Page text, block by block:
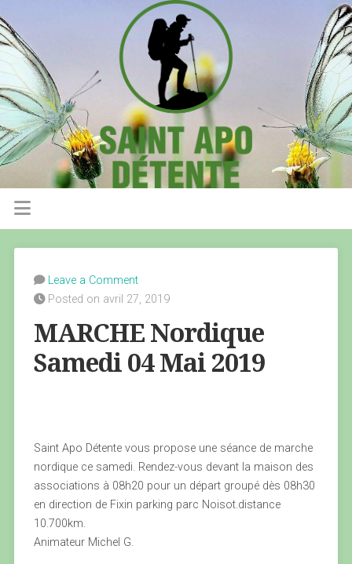
Leave a Comment
Posted on avril 27, 2019
MARCHE Nordique
Samedi 04 Mai 2019
Saint Apo Détente vous propose une séance de marche
nordique ce samedi. Rendez-vous devant la maison des
associations à 08h20 pour un départ groupé dès 08h30
en direction de Fixin parking parc Noisot.distance
10.700km.
Animateur Michel G.